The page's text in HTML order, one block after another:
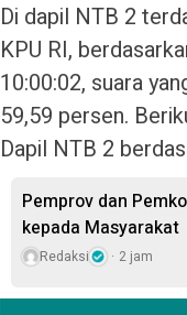
Di dapil NTB 2
KPU RI,
10:00:02, suara
59,59 persen.
Dapil NTB 2
Pemprov dan
kepada Masyarakat
Redaksi 2 jam